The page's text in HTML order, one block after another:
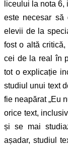
liceului la nota
este necesar să
elevii de la
fost o altă
cei de la real în
tot o explicație
studiul unui text
fie neapărat „Eu
orice text,
și se mai
așadar, studiul